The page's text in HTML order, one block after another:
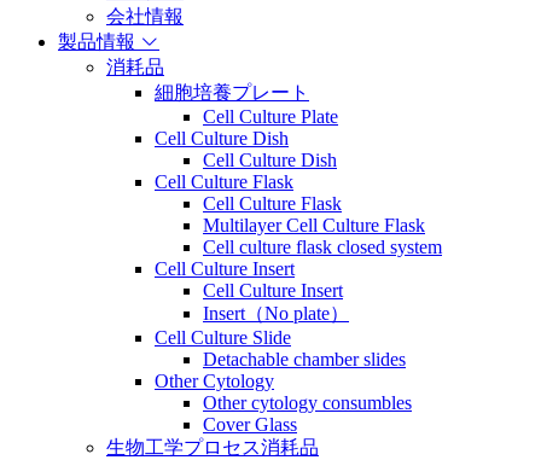
会社情報
製品情報
消耗品
細胞培養プレート
Cell Culture Plate
Cell Culture Dish
Cell Culture Dish
Cell Culture Flask
Cell Culture Flask
Multilayer Cell Culture Flask
Cell culture flask closed system
Cell Culture Insert
Cell Culture Insert
Insert（No plate）
Cell Culture Slide
Detachable chamber slides
Other Cytology
Other cytology consumbles
Cover Glass
生物工学プロセス消耗品